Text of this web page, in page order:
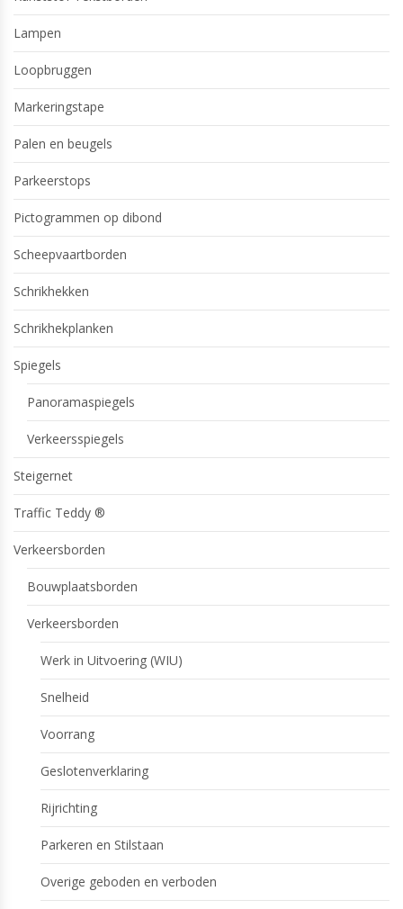
Lampen
Loopbruggen
Markeringstape
Palen en beugels
Parkeerstops
Pictogrammen op dibond
Scheepvaartborden
Schrikhekken
Schrikhekplanken
Spiegels
Panoramaspiegels
Verkeersspiegels
Steigernet
Traffic Teddy ®
Verkeersborden
Bouwplaatsborden
Verkeersborden
Werk in Uitvoering (WIU)
Snelheid
Voorrang
Geslotenverklaring
Rijrichting
Parkeren en Stilstaan
Overige geboden en verboden